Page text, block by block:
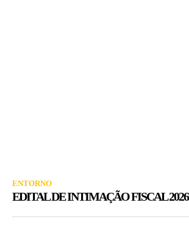
ENTORNO
EDITAL DE INTIMAÇÃO FISCAL 2026